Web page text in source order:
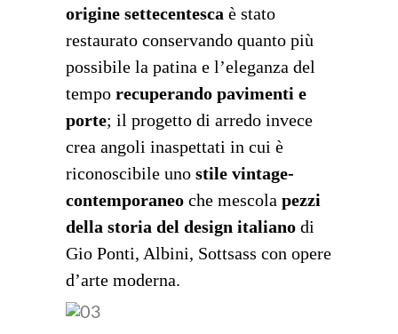
origine settecentesca è stato
restaurato conservando quanto più
possibile la patina e l’eleganza del
tempo recuperando pavimenti e
porte; il progetto di arredo invece
crea angoli inaspettati in cui è
riconoscibile uno stile vintage-
contemporaneo che mescola pezzi
della storia del design italiano di
Gio Ponti, Albini, Sottsass con opere
d’arte moderna.